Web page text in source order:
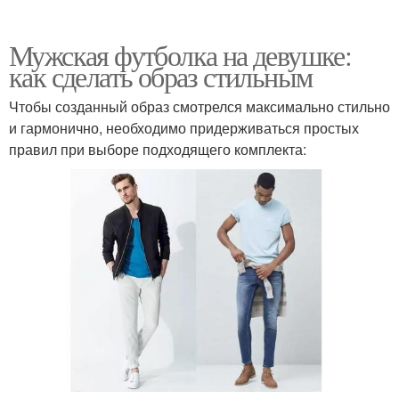
Мужская футболка на девушке:
как сделать образ стильным
Чтобы созданный образ смотрелся максимально стильно
и гармонично, необходимо придерживаться простых
правил при выборе подходящего комплекта: